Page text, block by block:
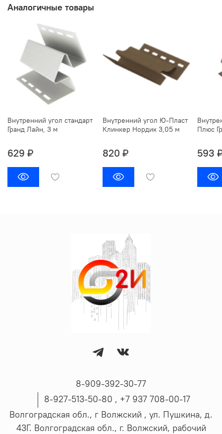
Аналогичные товары
Внутренний угол стандарт
Гранд Лайн, 3 м
629 ₽
Внутренний угол Ю-Пласт
Клинкер Нордик 3,05 м
820 ₽
Плюс
593
8-909-392-30-77
8-927-513-50-80 , ‪+7 937 708-00-17
Волгоградская обл., г Волжский , ул. Пушкина, д.
43Г. Волгоградская обл., г. Волжский, рабочий